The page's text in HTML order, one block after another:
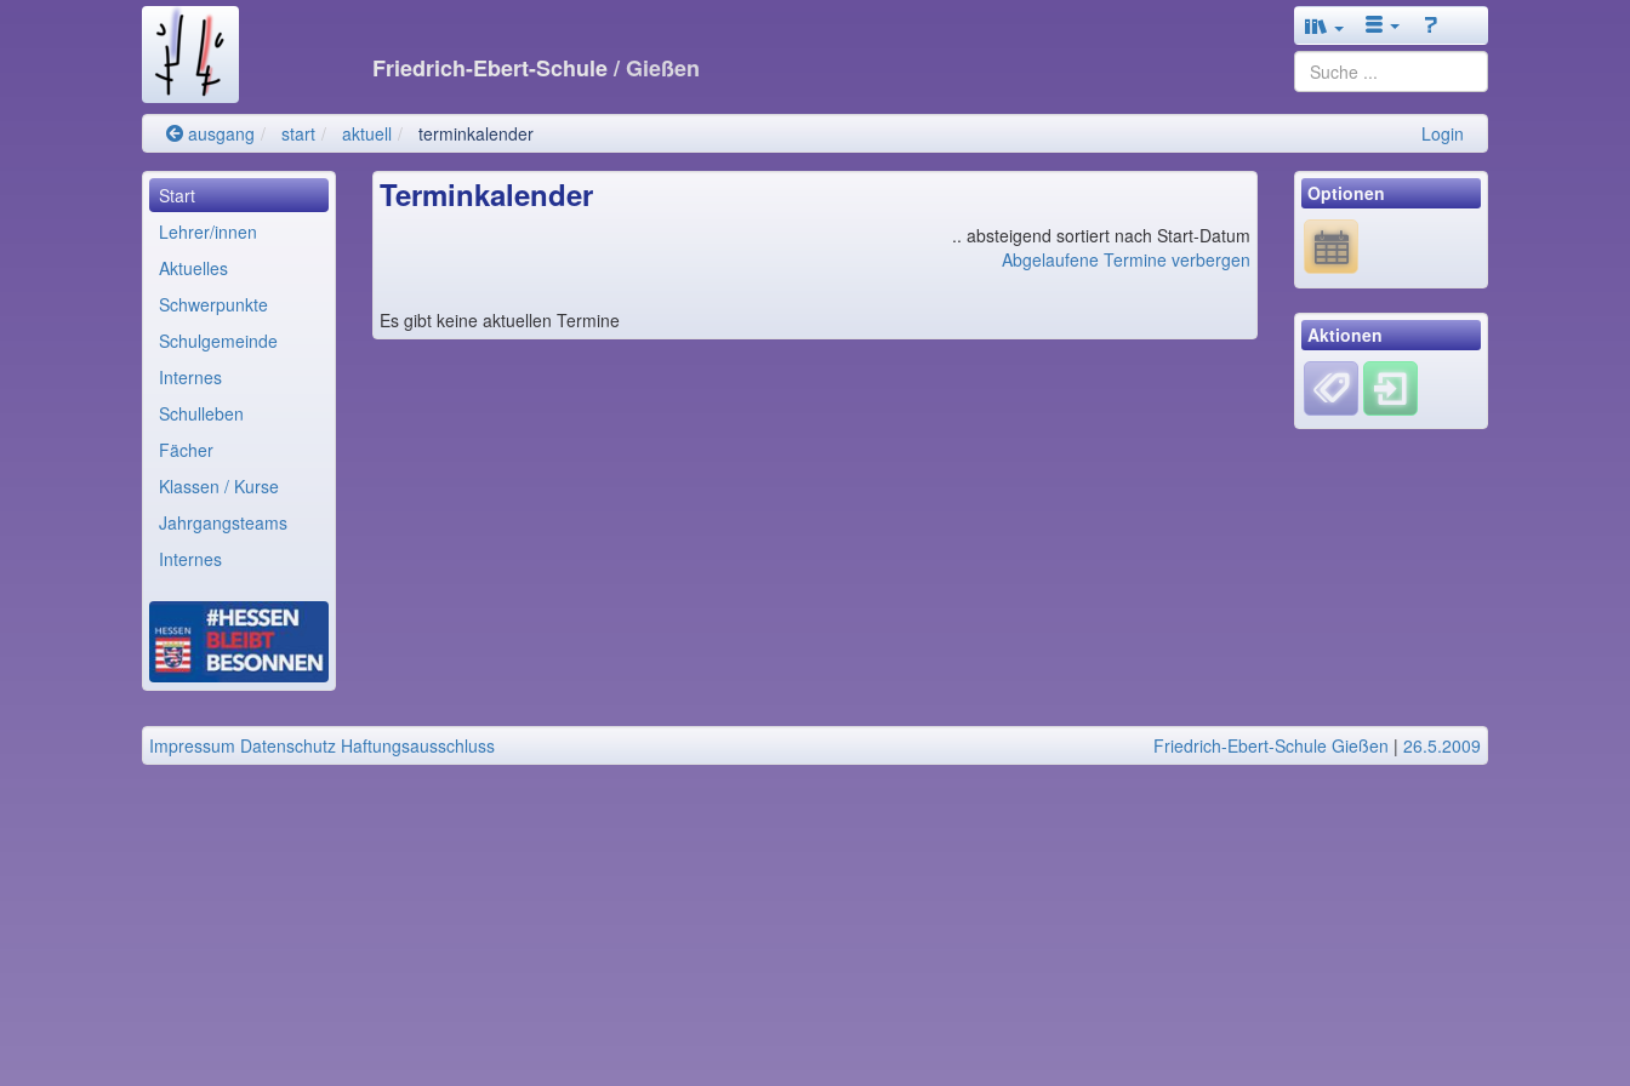
Friedrich-Ebert-Schule/ Gießen
ausgang start aktuell terminkalender Login
Start
Lehrer/innen
Aktuelles
Schwerpunkte
Schulgemeinde
Internes
Schulleben
Fächer
Klassen / Kurse
Jahrgangsteams
Internes
Terminkalender
.. absteigend sortiert nach Start-Datum
Abgelaufene Termine verbergen
Es gibt keine aktuellen Termine
Optionen
Aktionen
Impressum Datenschutz Haftungsausschluss Friedrich-Ebert-Schule Gießen | 26.5.2009